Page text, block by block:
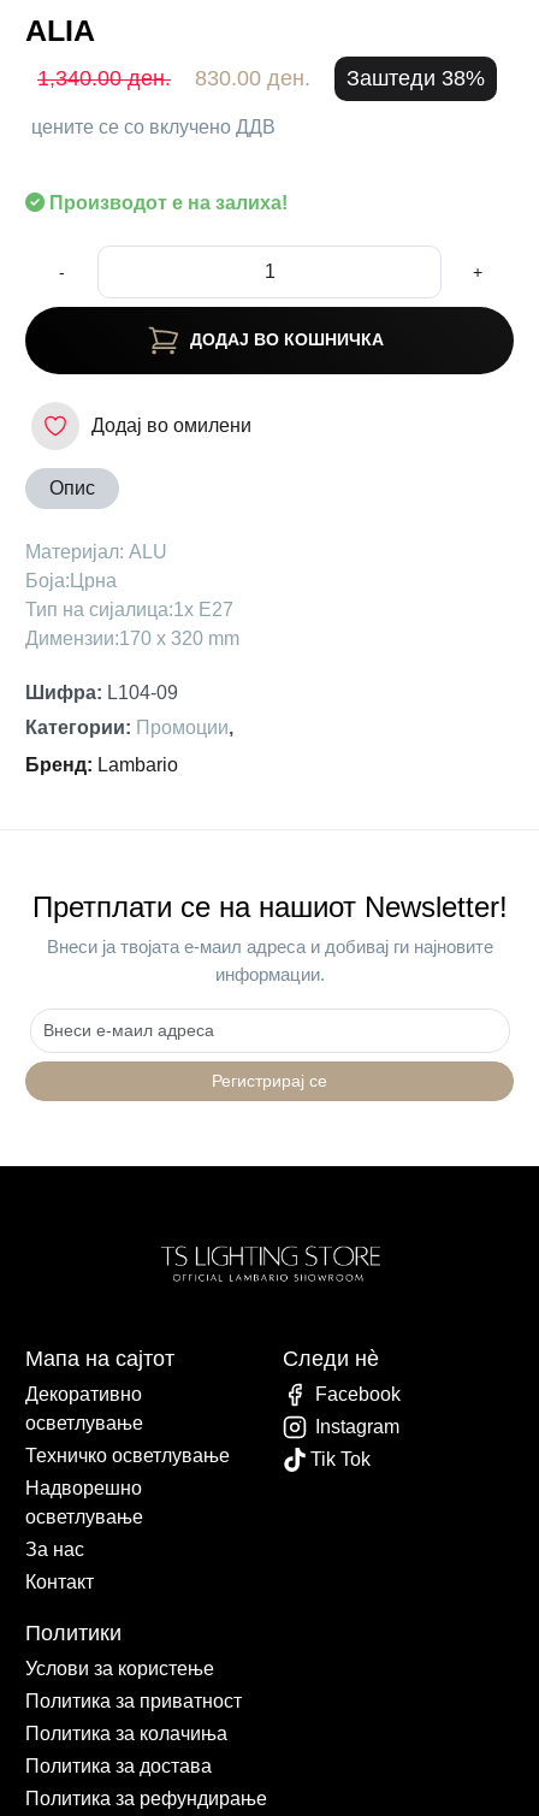
ALIA
1,340.00 ден. 830.00 ден. Заштеди 38%
цените се со вклучено ДДВ
Производот е на залиха!
- +
ДОДАЈ ВО КОШНИЧКА
Додај во омилени
Опис
Maтеријал: ALU
Боја:Црна
Тип на сијалица:1x Е27
Димензии:170 x 320 mm
Шифра: L104-09
Категории: Промоции,
Бренд: Lambario
Претплати се на нашиот Newsletter!
Внеси ја твојата е-маил адреса и добивај ги најновите
информации.
Регистрирај се
Мапа на сајтот
Декоративно
осветлување
Техничко осветлување
Надворешно
осветлување
За нас
Контакт
Политики
Услови за користење
Политика за приватност
Политика за колачиња
Политика за достава
Политика за рефундирање
Следи нè
Facebook
Instagram
Tik Tok